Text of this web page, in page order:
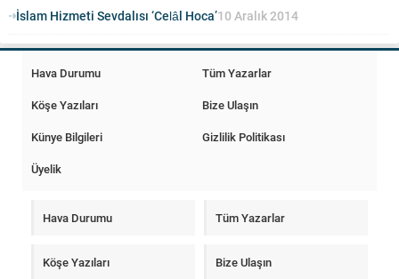
İslam Hizmeti Sevdalısı ‘Celâl Hoca’10 Aralık 2014
Hava Durumu
Tüm Yazarlar
Köşe Yazıları
Bize Ulaşın
Künye Bilgileri
Gizlilik Politikası
Üyelik
Hava Durumu Tüm Yazarlar
Köşe Yazıları Bize Ulaşın